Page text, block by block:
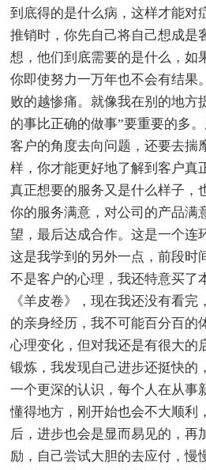
到底得的是什么病，这样才能对
推销时，你先自己将自己想成是
想，他们到底需要的是什么，如
你即使努力一万年也不会有结果
败的越惨痛。就像我在别的地方
的事比正确的做事”要重要的多
客户的角度去向问题，还要去揣
样，你才能更好地了解到客户真
真正想要的服务又是什么样子，
你的服务满意，对公司的产品满
望，最后达成合作。这是一个连
这是我学到的另外一点，前段时
不是客户的心理，我还特意买了
《羊皮卷》，现在我还没有看
的亲身经历，我不可能百分百的
心理变化，但对我还是有很大的
锻炼，我发现自己进步还挺快的
一个更深的认识，每个人在从事
懂得地方，刚开始也会不大顺利
后，进步也会是显而易见的，再
励，自己尝试大胆的去应付，慢